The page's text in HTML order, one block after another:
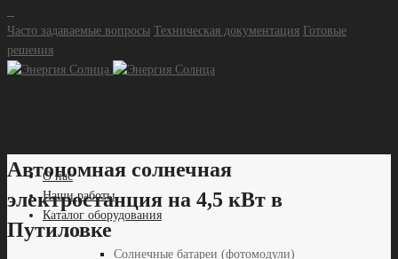
Часто задаваемые вопросы Техническая документация Готовые
решения
О нас
Наши работы
Каталог оборудования
—
Солнечные батареи (фотомодули)
Автономная солнечная
электростанция на 4,5 кВт в
Путиловке